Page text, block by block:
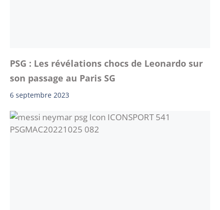
PSG : Les révélations chocs de Leonardo sur
son passage au Paris SG
6 septembre 2023